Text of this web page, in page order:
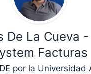
De La Cueva -
por la Universidad